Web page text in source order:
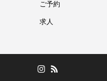
ご予約
求人